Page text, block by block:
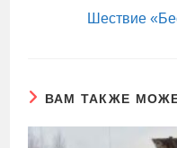
Шествие
ВАМ ТАКЖЕ